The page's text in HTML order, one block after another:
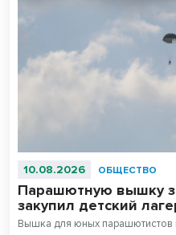
10.08.2026 ОБЩЕСТВО
Парашютную вышку
закупил детский
Вышка для юных парашютистов